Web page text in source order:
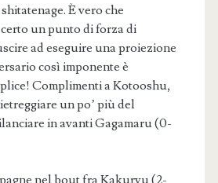
È vero che
un punto di forza di
ad eseguire una proiezione
così imponente è
Complimenti a Kotooshu,
un po’ più del
in avanti Gagamaru (0-
nel bout fra Kakuryu (2-